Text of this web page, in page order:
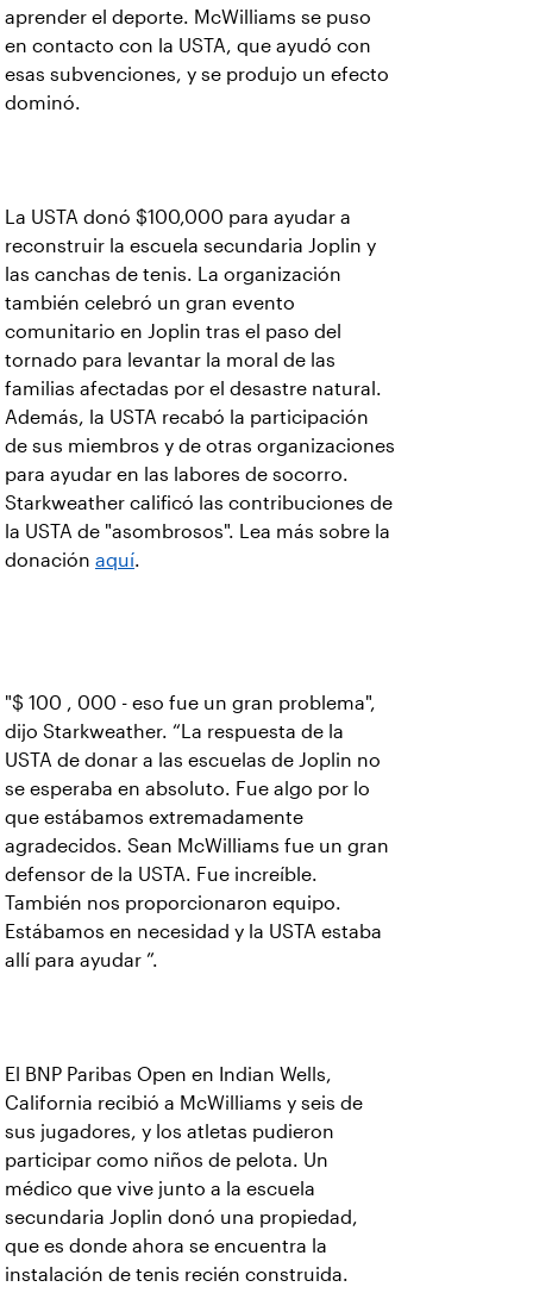
aprender el deporte. McWilliams se puso
en contacto con la USTA, que ayudó con
esas subvenciones, y se produjo un efecto
dominó.
La USTA donó $100,000 para ayudar a
reconstruir la escuela secundaria Joplin y
las canchas de tenis. La organización
también celebró un gran evento
comunitario en Joplin tras el paso del
tornado para levantar la moral de las
familias afectadas por el desastre natural.
Además, la USTA recabó la participación
de sus miembros y de otras organizaciones
para ayudar en las labores de socorro.
Starkweather calificó las contribuciones de
la USTA de "asombrosos". Lea más sobre la
donación aquí.
"$ 100 , 000 - eso fue un gran problema",
dijo Starkweather. “La respuesta de la
USTA de donar a las escuelas de Joplin no
se esperaba en absoluto. Fue algo por lo
que estábamos extremadamente
agradecidos. Sean McWilliams fue un gran
defensor de la USTA. Fue increíble.
También nos proporcionaron equipo.
Estábamos en necesidad y la USTA estaba
allí para ayudar ”.
El BNP Paribas Open en Indian Wells,
California recibió a McWilliams y seis de
sus jugadores, y los atletas pudieron
participar como niños de pelota. Un
médico que vive junto a la escuela
secundaria Joplin donó una propiedad,
que es donde ahora se encuentra la
instalación de tenis recién construida.